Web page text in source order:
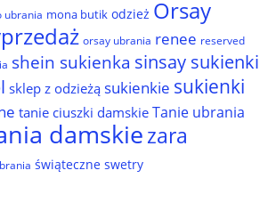
ubrania mona butik odzież Orsay
orsay ubrania renee reserved
shein sukienka sinsay sukienki
sklep z odzieżą sukienkie sukienki
tanie ciuszki damskie Tanie ubrania
damskiezara
świąteczne swetry